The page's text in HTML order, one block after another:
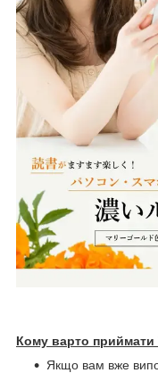
Кому варто приймати
Якщо вам вже